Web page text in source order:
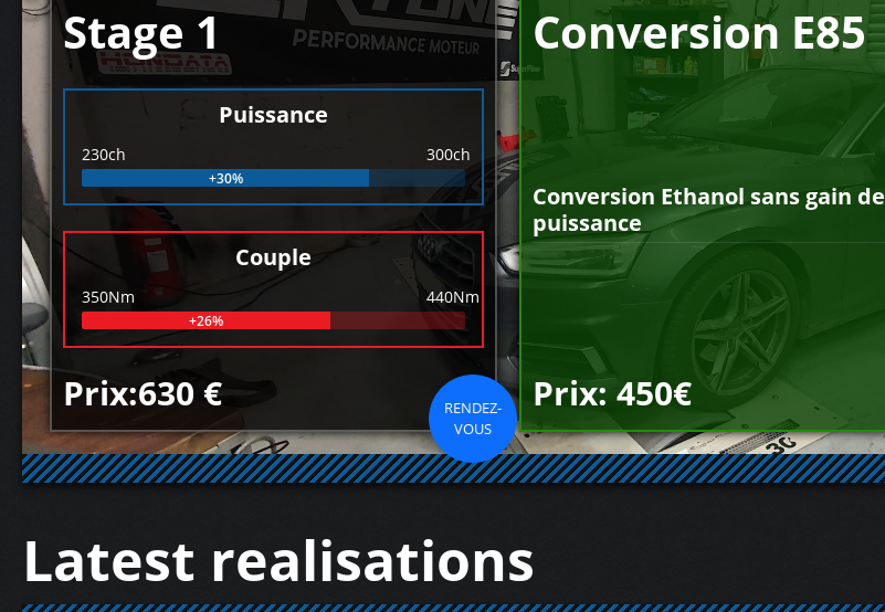
Stage 1
Puissance
230ch 300ch
+30%
Couple
350Nm 440Nm
+26%
Prix:630 €
RENDEZ-
VOUS
Conversion E85
Conversion Ethanol sans gain de
puissance
Prix: 450€
Latest realisations